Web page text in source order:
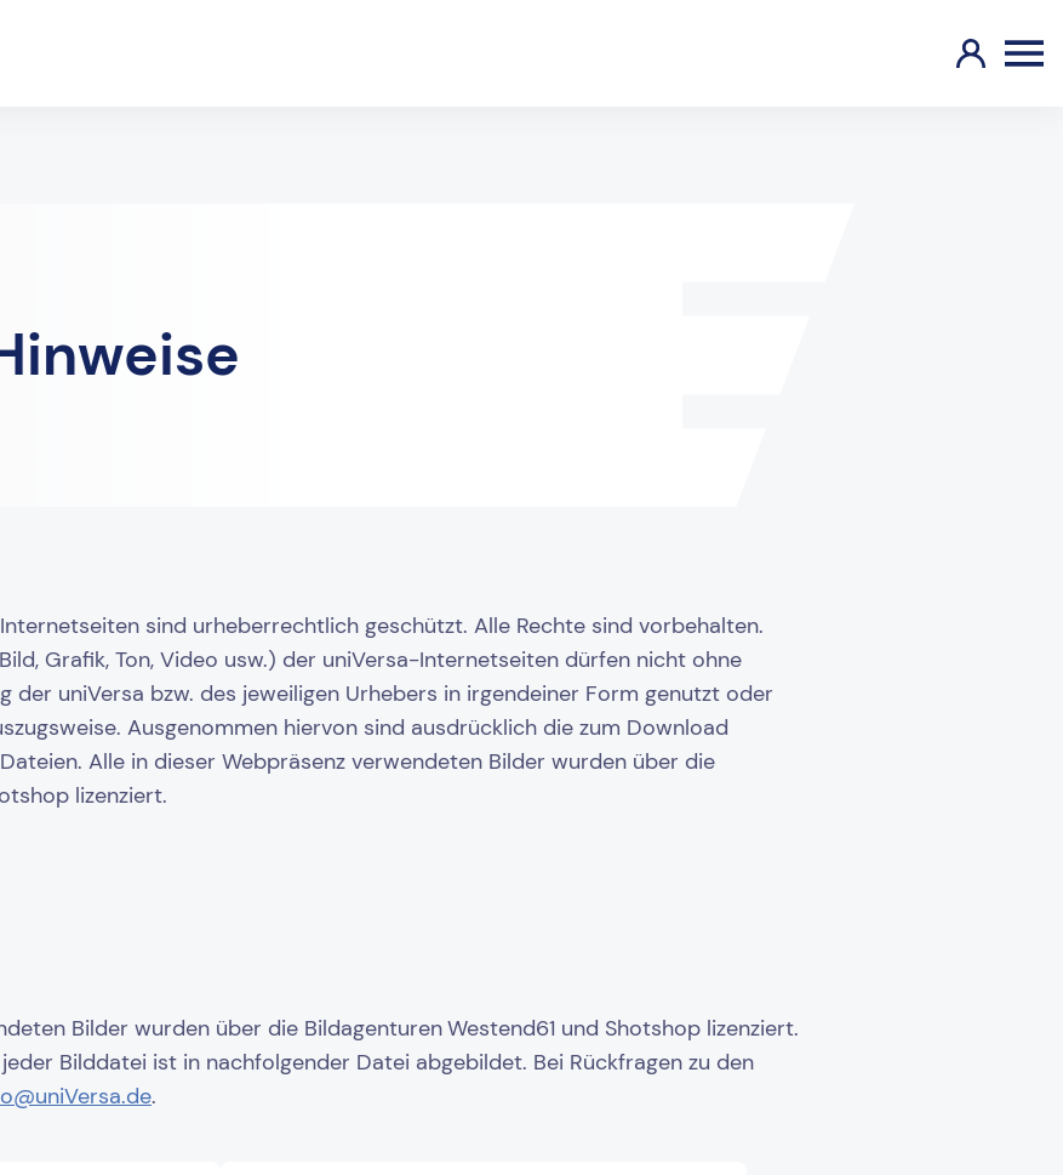
sind urheberrechtlich geschützt. Alle Rechte sind vorbehalten.
Grafik, Ton, Video usw.) der uniVersa-Internetseiten dürfen nicht ohne
der uniVersa bzw. des jeweiligen Urhebers in irgendeiner Form genutzt oder
Ausgenommen hiervon sind ausdrücklich die zum Download
Alle in dieser Webpräsenz verwendeten Bilder wurden über die
lizenziert.
Bilder wurden über die BildagenturenWestend61 und Shotshop lizenziert.
Bilddatei ist in nachfolgender Datei abgebildet. Bei Rückfragen zu den
.